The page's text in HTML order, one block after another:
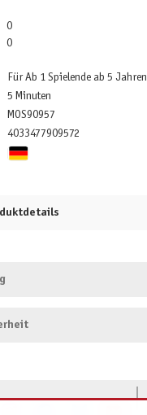
0
0
Für Ab 1 Spielende ab 5 Jahren
5 Minuten
MOS90957
4033477909572